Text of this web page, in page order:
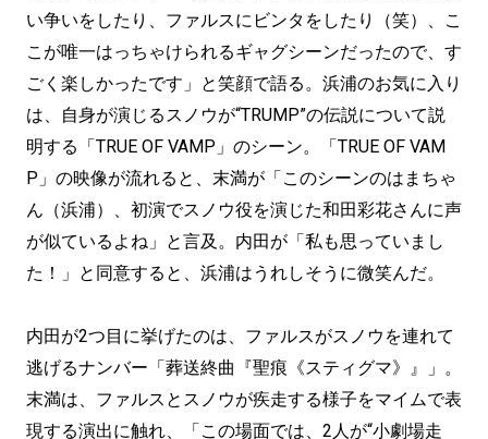
い争いをしたり、ファルスにビンタをしたり（笑）、こ
こが唯一はっちゃけられるギャグシーンだったので、す
ごく楽しかったです」と笑顔で語る。浜浦のお気に入り
は、自身が演じるスノウが“TRUMP”の伝説について説
明する「TRUE OF VAMP」のシーン。「TRUE OF VAM
P」の映像が流れると、末満が「このシーンのはまちゃ
ん（浜浦）、初演でスノウ役を演じた和田彩花さんに声
が似ているよね」と言及。内田が「私も思っていまし
た！」と同意すると、浜浦はうれしそうに微笑んだ。
内田が2つ目に挙げたのは、ファルスがスノウを連れて
逃げるナンバー「葬送終曲『聖痕《スティグマ》』」。
末満は、ファルスとスノウが疾走する様子をマイムで表
現する演出に触れ、「この場面では、2人が“小劇場走